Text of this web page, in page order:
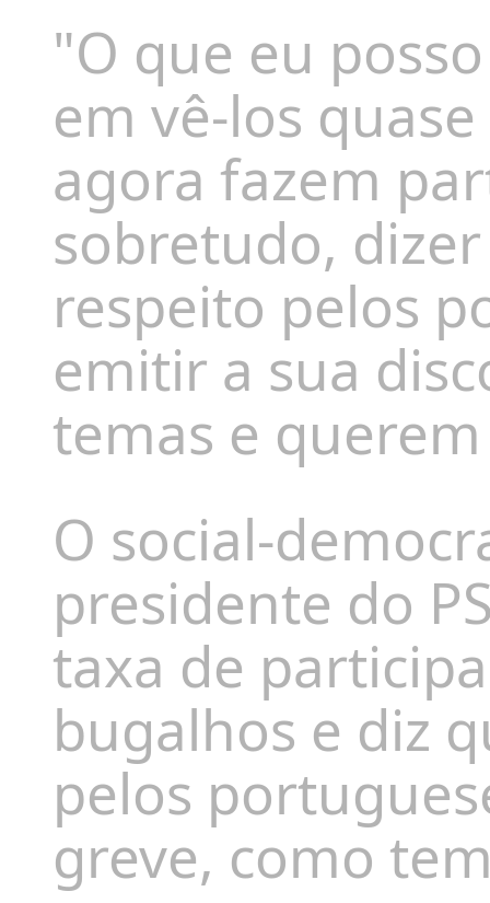
"O que eu
em vê-los
agora fazem
sobretudo,
respeito pelos
emitir a sua
temas e
O social-
presidente do
taxa de
bugalhos e diz
pelos
greve, como